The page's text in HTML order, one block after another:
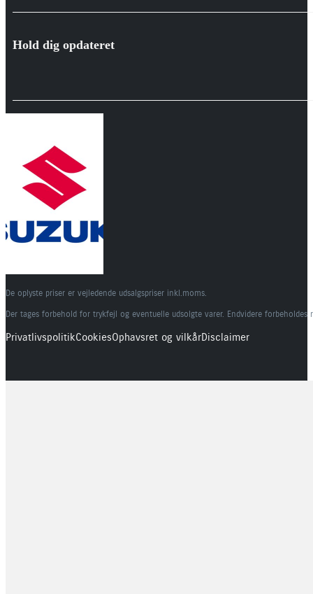
Hold dig opdateret
De oplyste priser er vejledende udsalgspriser inkl.moms.
Der tages forbehold for trykfejl og eventuelle udsolgte varer. Endvidere
PrivatlivspolitikCookiesOphavsret og vilkårDisclaimer